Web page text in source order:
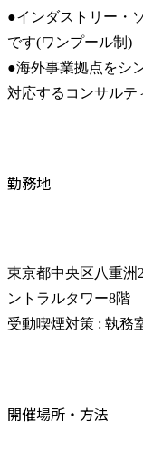
●インダストリー・
です(ワンプール制)
●海外事業拠点をシ
対応するコンサルテ
勤務地
東京都中央区八重洲
ントラルタワー8階
受動喫煙対策 : 執務
開催場所・方法